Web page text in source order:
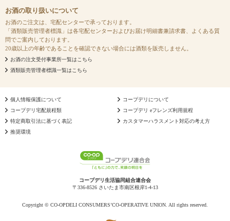
お酒の取り扱いについて
お酒のご注文は、宅配センターで承っております。
「酒類販売管理者標識」は各宅配センターおよびお届け明細書兼請求書、よくある質
問でご案内しております。
20歳以上の年齢であることを確認できない場合には酒類を販売しません。
お酒の注文受付事業所一覧はこちら
酒類販売管理者標識一覧はこちら
個人情報保護について
コープデリについて
コープデリ宅配規程類
コープデリ eフレンズ利用規程
特定商取引法に基づく表記
カスタマーハラスメント対応の考え方
推奨環境
コープデリ生活協同組合連合会
〒336-8526 さいたま市南区根岸1-4-13
Copyright © CO-OPDELI CONSUMERS’CO-OPERATIVE UNION. All rights reserved.